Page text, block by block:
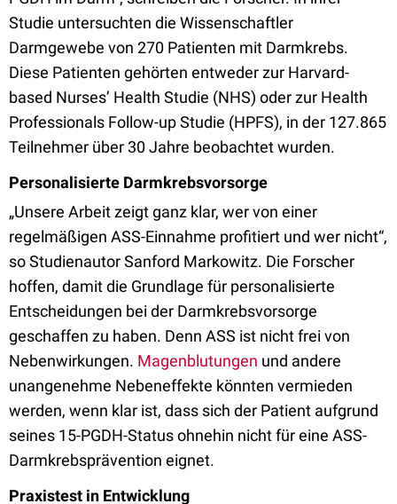
Studie untersuchten die Wissenschaftler
Darmgewebe von 270 Patienten mit Darmkrebs.
Diese Patienten gehörten entweder zur Harvard-
based Nurses’ Health Studie (NHS) oder zur Health
Professionals Follow-up Studie (HPFS), in der 127.865
Teilnehmer über 30 Jahre beobachtet wurden.
Personalisierte Darmkrebsvorsorge
„Unsere Arbeit zeigt ganz klar, wer von einer
regelmäßigen ASS-Einnahme profitiert und wer nicht“,
so Studienautor Sanford Markowitz. Die Forscher
hoffen, damit die Grundlage für personalisierte
Entscheidungen bei der Darmkrebsvorsorge
geschaffen zu haben. Denn ASS ist nicht frei von
Nebenwirkungen. Magenblutungen und andere
unangenehme Nebeneffekte könnten vermieden
werden, wenn klar ist, dass sich der Patient aufgrund
seines 15-PGDH-Status ohnehin nicht für eine ASS-
Darmkrebsprävention eignet.
Praxistest in Entwicklung